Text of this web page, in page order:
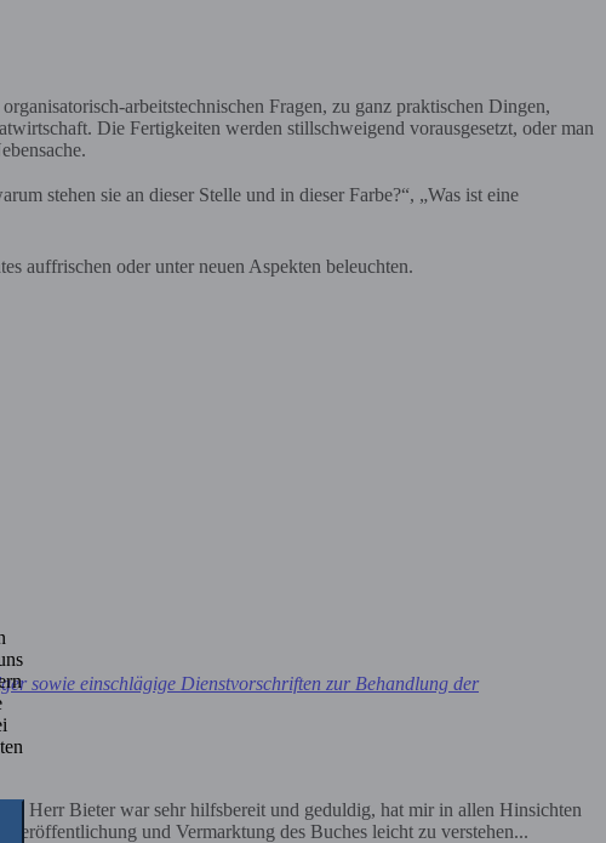
arbeitstechnischen Fragen, zu ganz praktischen Dingen,
Die Fertigkeiten werden stillschweigend vorausgesetzt, oder man
stehen sie an dieser Stelle und in dieser Farbe?“, „Was ist eine
auffrischen oder unter neuen Aspekten beleuchten.
sowie einschlägige Dienstvorschriften zur Behandlung der
Herr Bieter war sehr hilfsbereit und geduldig, hat mir in allen Hinsichten
und Vermarktung des Buches leicht zu verstehen...